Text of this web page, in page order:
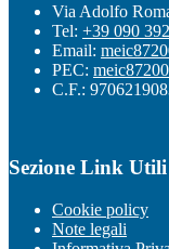
Via Adolfo
Tel: +39 090
Email:
PEC:
C.F.:
Sezione Link Utili
Cookie policy
Note legali